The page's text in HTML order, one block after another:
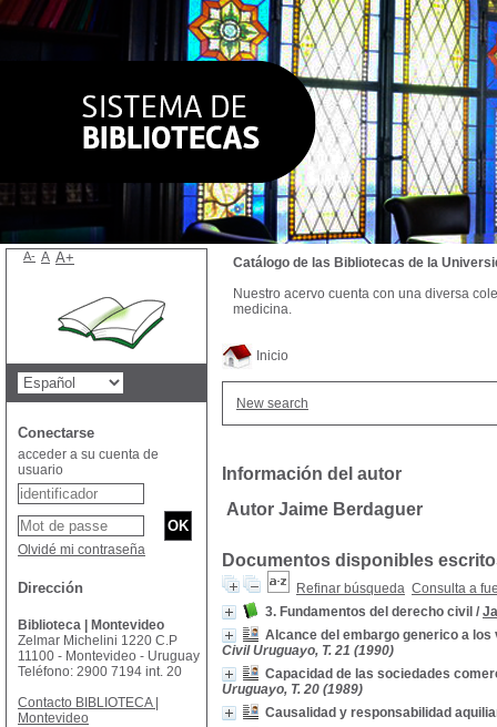
Inicio
New search
Información del autor
Autor Jaime Berdaguer
Documentos disponibles
Refinar búsqueda Consulta a
3. Fundamentos del derecho civil /
Alcance del embargo generico a los
Civil Uruguayo, T. 21 (1990)
Capacidad de las sociedades
Uruguayo, T. 20 (1989)
Causalidad y responsabilidad
Catálogo de las Bibliotecas de la
Nuestro acervo cuenta con una diversa
medicina.
A- A A+
Conectarse
acceder a su cuenta de
usuario
Olvidé mi contraseña
Dirección
Biblioteca | Montevideo
Zelmar Michelini 1220 C.P
11100 - Montevideo - Uruguay
Teléfono: 2900 7194 int. 20
Contacto BIBLIOTECA |
Montevideo